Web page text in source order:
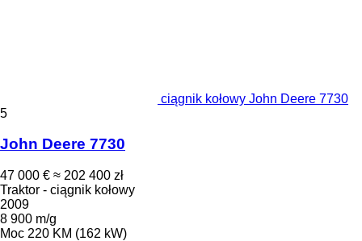
ciągnik kołowy John Deere 7730
5
John Deere 7730
47 000 € ≈ 202 400 zł
Traktor - ciągnik kołowy
2009
8 900 m/g
Moc 220 KM (162 kW)